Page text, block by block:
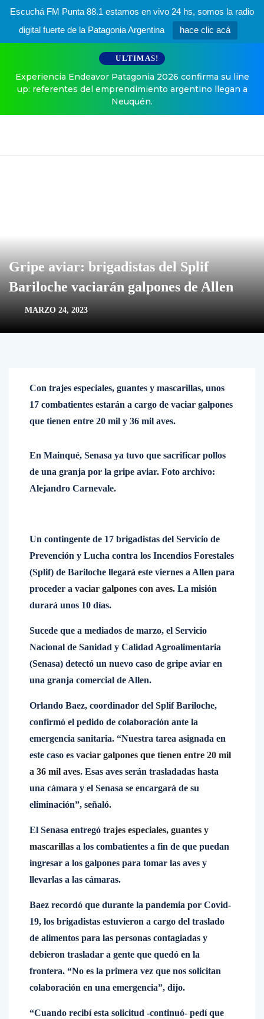
Escuchá FM Punta 88.1 estamos en vivo 24 hs, somos la radio
digital fuerte de la Patagonia Argentina
hace clic acá
ULTIMAS!
Experiencia Endeavor Patagonia 2026 confirma su line
up: referentes del emprendimiento argentino llegan a
Neuquén.
Gripe aviar: brigadistas del Splif
Bariloche vaciarán galpones de Allen
MARZO 24, 2023
Con trajes especiales, guantes y mascarillas, unos
17 combatientes estarán a cargo de vaciar galpones
que tienen entre 20 mil y 36 mil aves.
En Mainqué, Senasa ya tuvo que sacrificar pollos
de una granja por la gripe aviar. Foto archivo:
Alejandro Carnevale.
Un contingente de 17 brigadistas del Servicio de
Prevención y Lucha contra los Incendios Forestales
(Splif) de Bariloche llegará este viernes a Allen para
proceder a vaciar galpones con aves. La misión
durará unos 10 días.
Sucede que a mediados de marzo, el Servicio
Nacional de Sanidad y Calidad Agroalimentaria
(Senasa) detectó un nuevo caso de gripe aviar en
una granja comercial de Allen.
Orlando Baez, coordinador del Splif Bariloche,
confirmó el pedido de colaboración ante la
emergencia sanitaria. “Nuestra tarea asignada en
este caso es vaciar galpones que tienen entre 20 mil
a 36 mil aves. Esas aves serán trasladadas hasta
una cámara y el Senasa se encargará de su
eliminación”, señaló.
El Senasa entregó trajes especiales, guantes y
mascarillas a los combatientes a fin de que puedan
ingresar a los galpones para tomar las aves y
llevarlas a las cámaras.
Baez recordó que durante la pandemia por Covid-
19, los brigadistas estuvieron a cargo del traslado
de alimentos para las personas contagiadas y
debieron trasladar a gente que quedó en la
frontera. “No es la primera vez que nos solicitan
colaboración en una emergencia”, dijo.
“Cuando recibí esta solicitud -continuó- pedí que